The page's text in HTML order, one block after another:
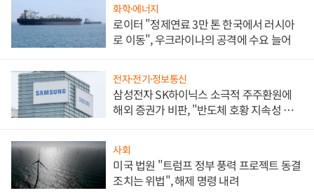
화학·에너지
로이터 "정제연료 3만 톤 한국에서 러시아
로 이동", 우크라이나의 공격에 수요 늘어
전자·전기·정보통신
삼성전자 SK하이닉스 소극적 주주환원에
해외 증권가 비판, "반도체 호황 지속성 의
사회
미국 법원 "트럼프 정부 풍력 프로젝트 동결
조치는 위법", 해제 명령 내려